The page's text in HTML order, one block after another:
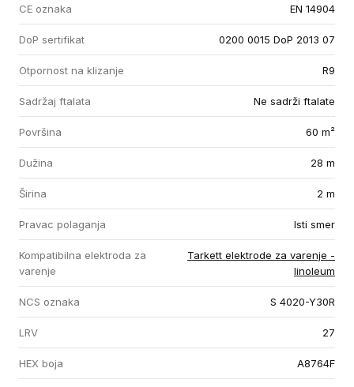
CE oznaka EN 14904
DoP sertifikat 0200 0015 DoP 2013 07
Otpornost na klizanje R9
Sadržaj ftalata Ne sadrži ftalate
Površina 60 m²
Dužina 28 m
Širina 2 m
Pravac polaganja Isti smer
Kompatibilna elektroda za
varenje
Tarkett elektrode za varenje -
linoleum
NCS oznaka S 4020-Y30R
LRV 27
HEX boja A8764F